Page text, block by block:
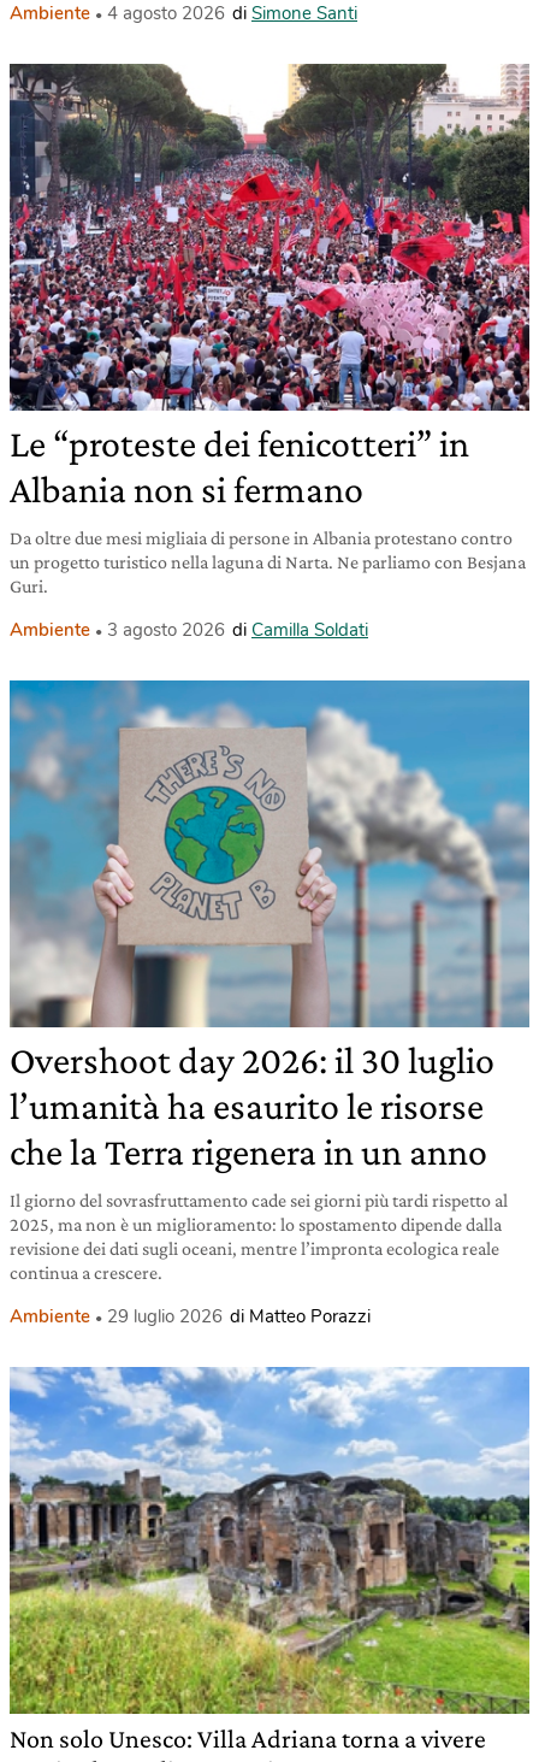
Ambiente 4 agosto 2026 di Simone Santi
Le “proteste dei fenicotteri” in
Albania non si fermano
Da oltre due mesi migliaia di persone in Albania protestano contro
un progetto turistico nella laguna di Narta. Ne parliamo con Besjana
Guri.
Ambiente 3 agosto 2026 di Camilla Soldati
Overshoot day 2026: il 30 luglio
l’umanità ha esaurito le risorse
che la Terra rigenera in un anno
Il giorno del sovrasfruttamento cade sei giorni più tardi rispetto al
2025, ma non è un miglioramento: lo spostamento dipende dalla
revisione dei dati sugli oceani, mentre l’impronta ecologica reale
continua a crescere.
Ambiente 29 luglio 2026 di Matteo Porazzi
Non solo Unesco: Villa Adriana torna a vivere